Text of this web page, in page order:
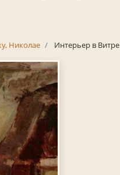
Николае Интерьер в Витре